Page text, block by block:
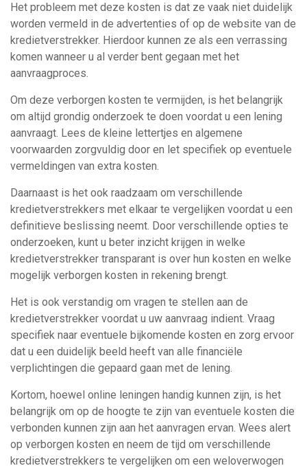
Het probleem met deze kosten is dat ze vaak niet duidelijk
worden vermeld in de advertenties of op de website van de
kredietverstrekker. Hierdoor kunnen ze als een verrassing
komen wanneer u al verder bent gegaan met het
aanvraagproces.
Om deze verborgen kosten te vermijden, is het belangrijk
om altijd grondig onderzoek te doen voordat u een lening
aanvraagt. Lees de kleine lettertjes en algemene
voorwaarden zorgvuldig door en let specifiek op eventuele
vermeldingen van extra kosten.
Daarnaast is het ook raadzaam om verschillende
kredietverstrekkers met elkaar te vergelijken voordat u een
definitieve beslissing neemt. Door verschillende opties te
onderzoeken, kunt u beter inzicht krijgen in welke
kredietverstrekker transparant is over hun kosten en welke
mogelijk verborgen kosten in rekening brengt.
Het is ook verstandig om vragen te stellen aan de
kredietverstrekker voordat u uw aanvraag indient. Vraag
specifiek naar eventuele bijkomende kosten en zorg ervoor
dat u een duidelijk beeld heeft van alle financiële
verplichtingen die gepaard gaan met de lening.
Kortom, hoewel online leningen handig kunnen zijn, is het
belangrijk om op de hoogte te zijn van eventuele kosten die
verbonden kunnen zijn aan het aanvragen ervan. Wees alert
op verborgen kosten en neem de tijd om verschillende
kredietverstrekkers te vergelijken om een weloverwogen